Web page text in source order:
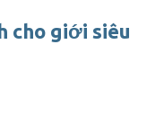
cho giới siêu